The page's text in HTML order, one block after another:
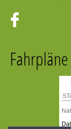
Fahrpläne